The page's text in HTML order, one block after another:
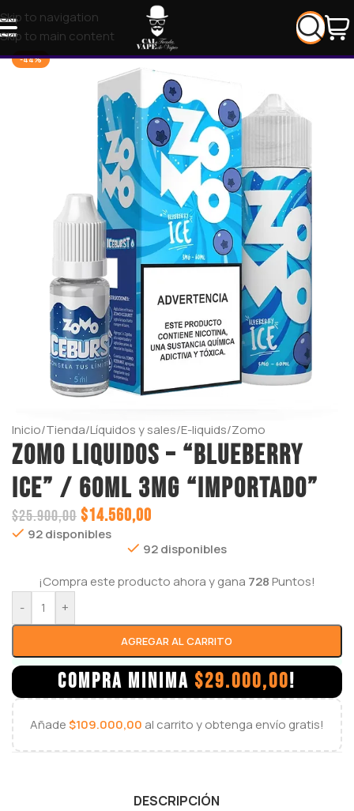
Skip to navigation
Skip to main content
-44%
Inicio/Tienda/Líquidos y sales/E-liquids/Zomo
ZOMO LIQUIDOS – “BLUEBERRY
ICE” / 60ml 3mg “IMPORTADO”
$25.900,00 $14.560,00
92 disponibles
92 disponibles
¡Compra este producto ahora y gana 728Puntos!
-
+
AGREGAR AL CARRITO
COMPRA MINIMA $29.000,00!
Añade$109.000,00 al carrito y obtenga envío gratis!
DESCRIPCIÓN